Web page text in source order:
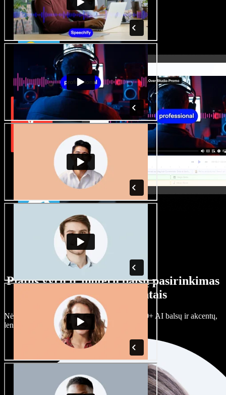
Platus vyrų ir moterų balsų pasirinkimas
su įvairiais akcentais
Nėra dviejų vienodų projektų. Rinkitės iš 100+ AI balsų ir akcentų,
lengvai juos prisitaikykite.